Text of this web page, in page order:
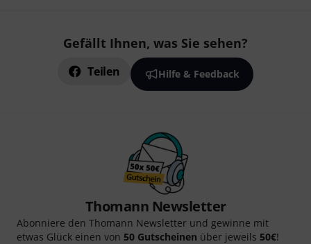
Gefällt Ihnen, was Sie sehen?
Teilen Hilfe & Feedback
Thomann Newsletter
Abonniere den Thomann Newsletter und gewinne mit
etwas Glück einen von 50 Gutscheinen über jeweils 50€!